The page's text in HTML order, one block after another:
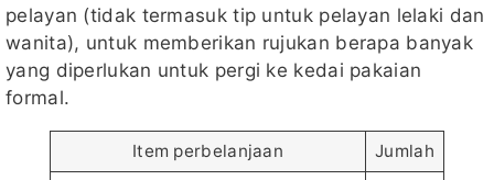
pelayan (tidak termasuk tip untuk pelayan lelaki dan
wanita), untuk memberikan rujukan berapa banyak
yang diperlukan untuk pergi ke kedai pakaian
formal.
Item perbelanjaan
Jumlah